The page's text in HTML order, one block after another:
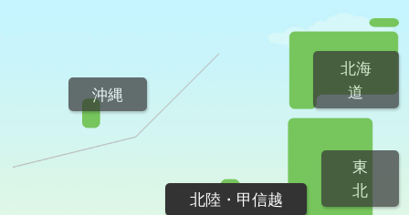
北海
道
東
北
北陸・甲信越
沖縄